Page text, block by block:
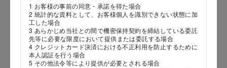
1 お客様の事前の同意・承諾を得た場合
2 統計的な資料として、お客様個人を識別できない状態に加
工した場合
3 あらかじめ当社との間で機密保持契約を締結している委託
先等に必要な限度において提供または委託する場合
4 クレジットカード決済における不正利用を防止するために
本人認証を行う場合
5 その他法令等により提供が必要とされる場合
Indonesia
Malaysia
Hong Kong
UAE
Thailand
Vietnam